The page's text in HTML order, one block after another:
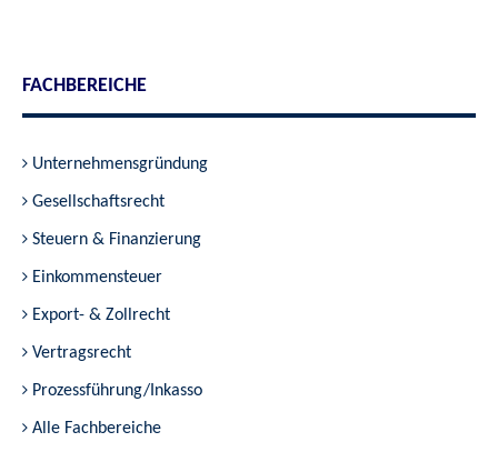
FACHBEREICHE
Unternehmensgründung
Gesellschaftsrecht
Steuern & Finanzierung
Einkommensteuer
Export- & Zollrecht
Vertragsrecht
Prozessführung/Inkasso
Alle Fachbereiche